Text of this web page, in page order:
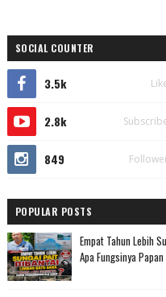
SOCIAL COUNTER
3.5k
2.8k
849
POPULAR POSTS
Empat Tahun Lebih
Apa Fungsinya